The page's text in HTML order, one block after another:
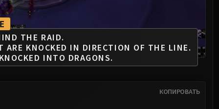
THE RAID.
ARE KNOCKED IN DIRECTION OF THE LINE.
INTO DRAGONS.
КОПИРОВАТЬ